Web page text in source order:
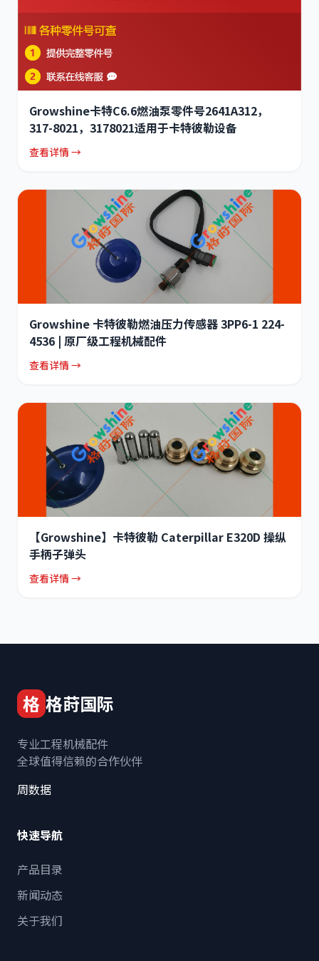
Growshine卡特C6.6燃油泵零件号2641A312，
317-8021，3178021适用于卡特彼勒设备
查看详情 →
Growshine 卡特彼勒燃油压力传感器 3PP6-1 224-
4536 | 原厂级工程机械配件
查看详情 →
【Growshine】卡特彼勒 Caterpillar E320D 操纵
手柄子弹头
查看详情 →
格 格莳国际
专业工程机械配件
全球值得信赖的合作伙伴
周数据
快速导航
产品目录
新闻动态
关于我们